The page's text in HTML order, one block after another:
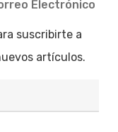
Electrónico
suscribirte a
artículos.